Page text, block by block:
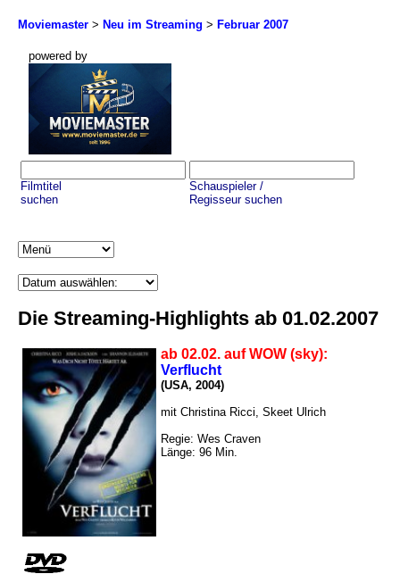
Moviemaster > Neu im Streaming > Februar 2007
powered by
Filmtitel
suchen
Schauspieler /
Regisseur suchen
Die Streaming-Highlights ab 01.02.2007
ab 02.02. auf WOW (sky):
Verflucht
(USA, 2004)
mit Christina Ricci, Skeet Ulrich
Regie: Wes Craven
Länge: 96 Min.